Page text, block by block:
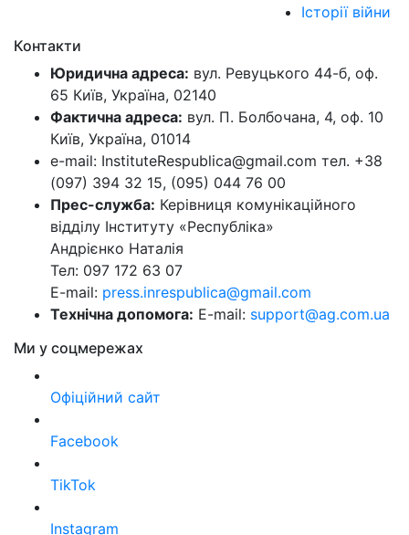
Історії війни
Контакти
Юридична адреса: вул. Ревуцького 44-б, оф.
65 Київ, Україна, 02140
Фактична адреса: вул. П. Болбочана, 4, оф. 10
Київ, Україна, 01014
e-mail: InstituteRespublica@gmail.com тел. +38
(097) 394 32 15, (095) 044 76 00
Прес-служба: Керівниця комунікаційного
відділу Інституту «Республіка»
Андрієнко Наталія
Тел: 097 172 63 07
E-mail: press.inrespublica@gmail.com
Технічна допомога: E-mail: support@ag.com.ua
Ми у соцмережах
Офіційний сайт
Facebook
TikTok
Instagram